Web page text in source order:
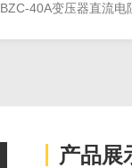
BZC-40A变压器直流电
产品展